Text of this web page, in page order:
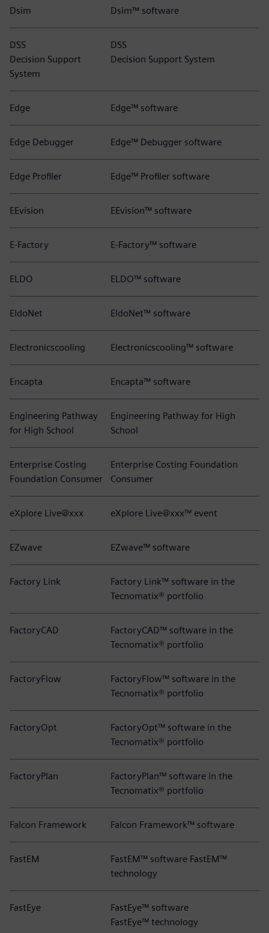
Dsim Dsim™ software
DSS
Decision Support
System
DSS
Decision Support System
Edge Edge™ software
Edge Debugger Edge™ Debugger software
Edge Profiler Edge™ Profiler software
EEvision EEvision™ software
E-Factory E-Factory™ software
ELDO ELDO™ software
EldoNet EldoNet™ software
Electronicscooling Electronicscooling™ software
Encapta Encapta™ software
Engineering Pathway
for High School
Engineering Pathway for High
School
Enterprise Costing
Foundation Consumer
Enterprise Costing Foundation
Consumer
eXplore Live@xxx eXplore Live@xxx™ event
EZwave EZwave™ software
Factory Link
Factory Link™ software in the
Tecnomatix® portfolio
FactoryCAD
FactoryCAD™ software in the
Tecnomatix® portfolio
FactoryFlow
FactoryFlow™ software in the
Tecnomatix® portfolio
FactoryOpt
FactoryOpt™ software in the
Tecnomatix® portfolio
FactoryPlan
FactoryPlan™ software in the
Tecnomatix® portfolio
Falcon Framework Falcon Framework™ software
FastEM
FastEM™ software FastEM™
technology
FastEye
FastEye™ software
FastEye™ technology